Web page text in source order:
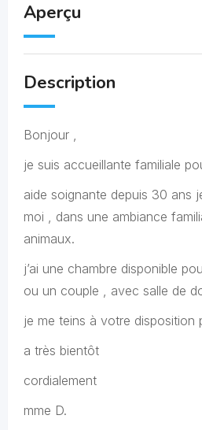
Aperçu
Description
Bonjour ,
je suis accueillante familiale
aide soignante depuis 30 ans
moi , dans une ambiance
animaux.
j’ai une chambre disponible
ou un couple , avec salle de
je me teins à votre disposition
a très bientôt
cordialement
mme D.